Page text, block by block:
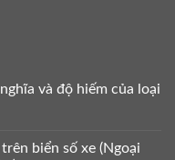
nghĩa và độ hiếm của loại
biển số xe (Ngoại